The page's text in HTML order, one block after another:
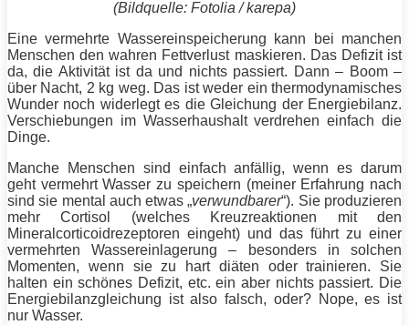
(Bildquelle: Fotolia / karepa)
Eine vermehrte Wassereinspeicherung kann bei manchen
Menschen den wahren Fettverlust maskieren. Das Defizit ist
da, die Aktivität ist da und nichts passiert. Dann – Boom –
über Nacht, 2 kg weg. Das ist weder ein thermodynamisches
Wunder noch widerlegt es die Gleichung der Energiebilanz.
Verschiebungen im Wasserhaushalt verdrehen einfach die
Dinge.
Manche Menschen sind einfach anfällig, wenn es darum
geht vermehrt Wasser zu speichern (meiner Erfahrung nach
sind sie mental auch etwas „verwundbarer“). Sie produzieren
mehr Cortisol (welches Kreuzreaktionen mit den
Mineralcorticoidrezeptoren eingeht) und das führt zu einer
vermehrten Wassereinlagerung – besonders in solchen
Momenten, wenn sie zu hart diäten oder trainieren. Sie
halten ein schönes Defizit, etc. ein aber nichts passiert. Die
Energiebilanzgleichung ist also falsch, oder? Nope, es ist
nur Wasser.